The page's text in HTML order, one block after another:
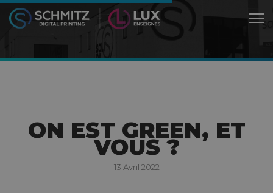
ON EST GREEN, ET
VOUS ?
13 Avril 2022